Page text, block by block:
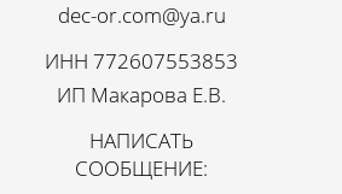
dec-or.com@ya.ru
ИНН 772607553853
ИП Макарова Е.В.
НАПИСАТЬ
СООБЩЕНИЕ: